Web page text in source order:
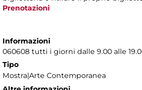
Prenotazioni
Informazioni
060608 tutti i giorni dalle 9.00 alle
Tipo
Mostra|Arte Contemporanea